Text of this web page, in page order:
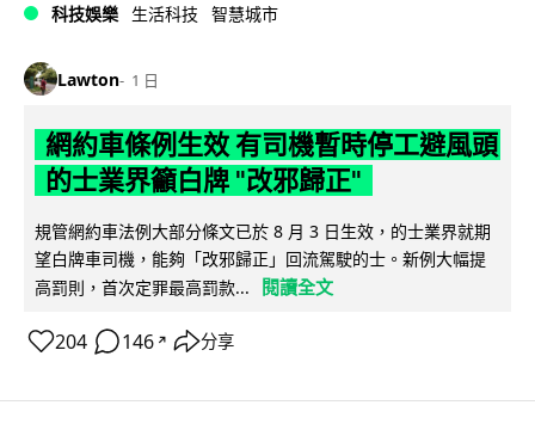
科技娛樂 生活科技 智慧城市
Lawton 1 日
網約車條例生效 有司機暫時停工避風頭
的士業界籲白牌 "改邪歸正"
規管網約車法例大部分條文已於 8 月 3 日生效，的士業界就期
望白牌車司機，能夠「改邪歸正」回流駕駛的士。新例大幅提
高罰則，首次定罪最高罰款...
閱讀全文
204 146 ↗ 分享